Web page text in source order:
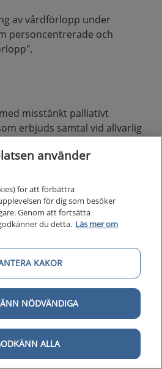
av vårdförlopp under
personcentrerade och
misstänkt palliativt
erbjuds samtal vid allvarlig
palliativa vårdbehov som
ett strukturerat
till exempel IPOS, ESAS
palliativa vårdbehov som
vårdplan för den palliativa
palliativa vårdbehov som
behovsläkemedel mot
palliativa vårdbehov som
munhälsobedömning
palliativa vårdbehov som
allvarlig sjukdom
palliativa vårdbehov där
använder
för att förbättra
för dig som besöker
Genom att fortsätta
du detta. Läs mer om
KAKOR
NÖDVÄNDIGA
ALLA